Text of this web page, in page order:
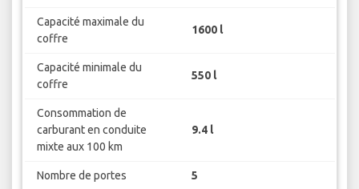
Capacité maximale du
coffre
1600 l
Capacité minimale du
coffre
550 l
Consommation de
carburant en conduite
mixte aux 100 km
9.4 l
Nombre de portes 5